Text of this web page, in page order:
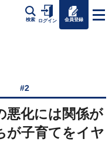
検索 ログイン 会員登録
#2
悪化には関係が
子育てをイヤ